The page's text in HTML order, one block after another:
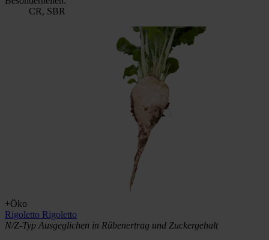
CR, SBR
+Öko
Rigoletto Rigoletto
N/Z-Typ Ausgeglichen in Rübenertrag und Zuckergehalt